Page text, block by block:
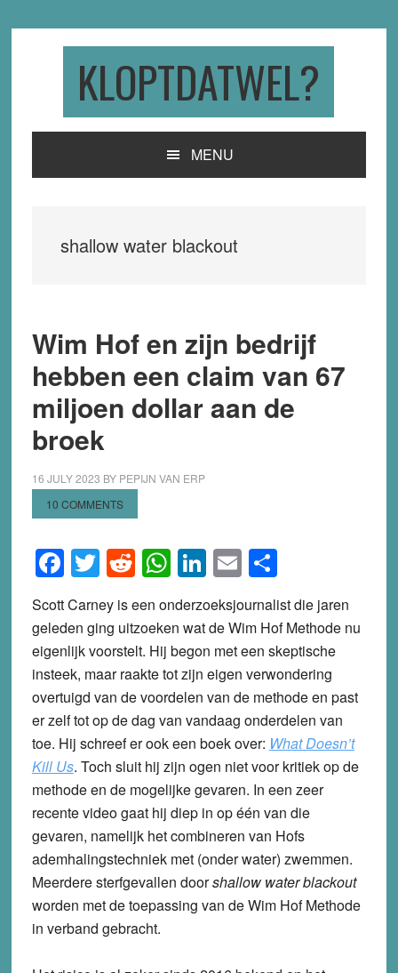
KLOPTDATWEL?
MENU
shallow water blackout
Wim Hof en zijn bedrijf
hebben een claim van 67
miljoen dollar aan de
broek
16 JULY 2023 BY PEPIJN VAN ERP
10 COMMENTS
Facebook
Twitter
Reddit
WhatsApp
LinkedIn
EmailShare
Scott Carney is een onderzoeksjournalist die jaren
geleden ging uitzoeken wat de Wim Hof Methode nu
eigenlijk voorstelt. Hij begon met een skeptische
insteek, maar raakte tot zijn eigen verwondering
overtuigd van de voordelen van de methode en past
er zelf tot op de dag van vandaag onderdelen van
toe. Hij schreef er ook een boek over: What Doesn’t
Kill Us. Toch sluit hij zijn ogen niet voor kritiek op de
methode en de mogelijke gevaren. In een zeer
recente video gaat hij diep in op één van die
gevaren, namelijk het combineren van Hofs
ademhalingstechniek met (onder water) zwemmen.
Meerdere sterfgevallen doorshallow water blackout
worden met de toepassing van de Wim Hof Methode
in verband gebracht.